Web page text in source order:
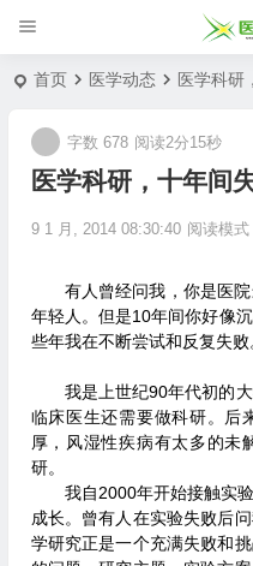
首页 医学动态 医学科研
医学科研，十年间
9 1 月, 2014 08:30:40
字数 678 阅读2分15秒
阅读模式
有人曾经问我，你是医
年轻人。但是10年间你好像
些年我在不断尝试和反复失败
我是上世纪90年代初的
临床医生还需要做科研。后
厚，风湿性疾病有太多的未
研。
我自2000年开始接触实
成长。曾有人在实验失败后
学研究正是一个充满失败和